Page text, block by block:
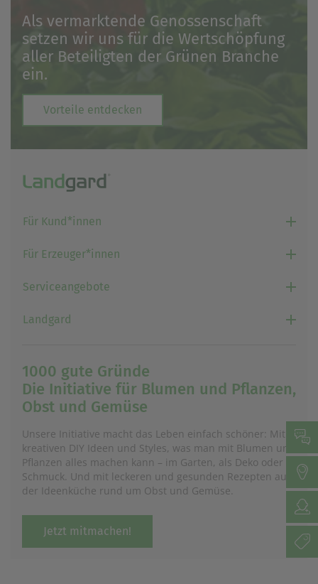
Als vermarktende Genossenschaft
setzen wir uns für die Wertschöpfung
aller Beteiligten der Grünen Branche
ein.
Vorteile entdecken
Für Kund*innen
Für Erzeuger*innen
Serviceangebote
Landgard
1000 gute Gründe
Die Initiative für Blumen und Pflanzen,
Obst und Gemüse
Unsere Initiative macht das Leben einfach schöner: Mit
kreativen DIY Ideen und Styles, was man mit Blumen und
Pflanzen alles machen kann – im Garten, als Deko oder
Schmuck. Und mit leckeren und gesunden Rezepten aus
der Ideenküche rund um Obst und Gemüse.
Jetzt mitmachen!